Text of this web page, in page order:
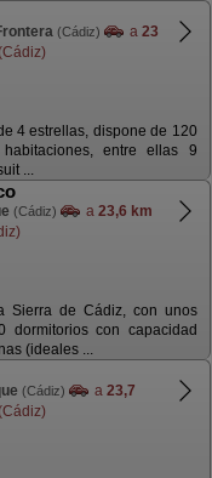
(Cádiz) a 23
4 estrellas, dispone de 120
entre ellas 9
...
(Cádiz) a 23,6 km
Sierra de Cádiz, con unos
dormitorios con capacidad
(ideales ...
(Cádiz) a 23,7